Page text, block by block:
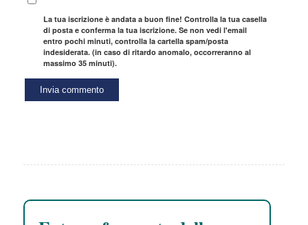
La tua iscrizione è andata a buon fine! Controlla la tua casella
di posta e conferma la tua iscrizione. Se non vedi l'email
entro pochi minuti, controlla la cartella spam/posta
indesiderata. (in caso di ritardo anomalo, occorreranno al
massimo 35 minuti).